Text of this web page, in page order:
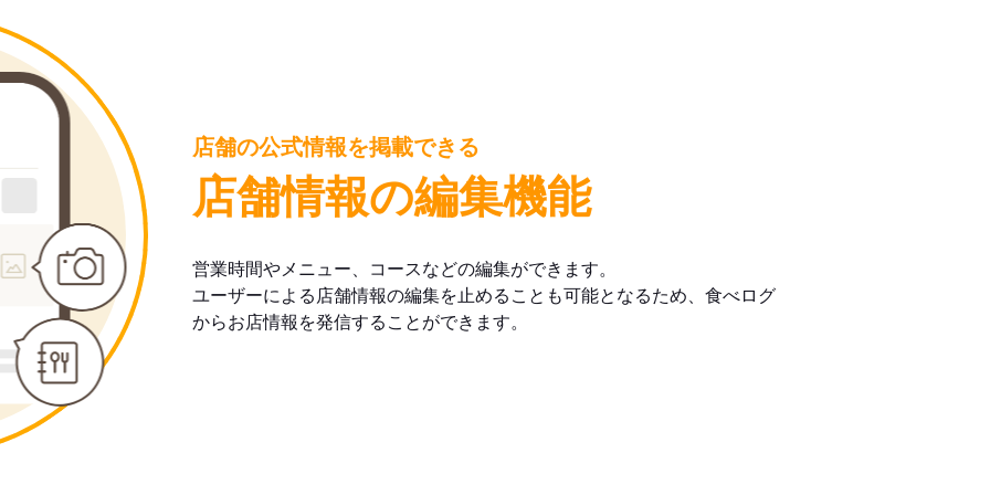
店舗の公式情報を掲載できる
店舗情報の編集機能
営業時間やメニュー、コースなどの編集ができます。
ユーザーによる店舗情報の編集を止めることも可能となるため、食べログ
からお店情報を発信することができます。